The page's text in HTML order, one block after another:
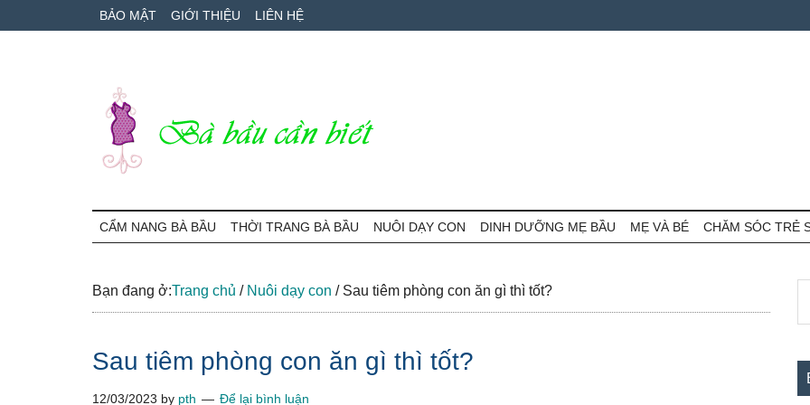
to
to
qua
BẢO MẬT GIỚI THIỆU LIÊN HỆ
Bà
Bầu
Cần
nang
mang
và
chăm
bé
CẨM NANG BÀ BẦU THỜI TRANG BÀ BẦU NUÔI DẠY CON DINH DƯỠNG MẸ BẦU MẸ VÀ BÉ CHĂM SÓC TRẺ
Bạn đang ở:Trang chủ / Nuôi dạy con /Sau tiêm phòng con ăn gì thì tốt?
Sau tiêm phòng con ăn gì thì tốt?
12/03/2023 by pth Để lại bình luận
...